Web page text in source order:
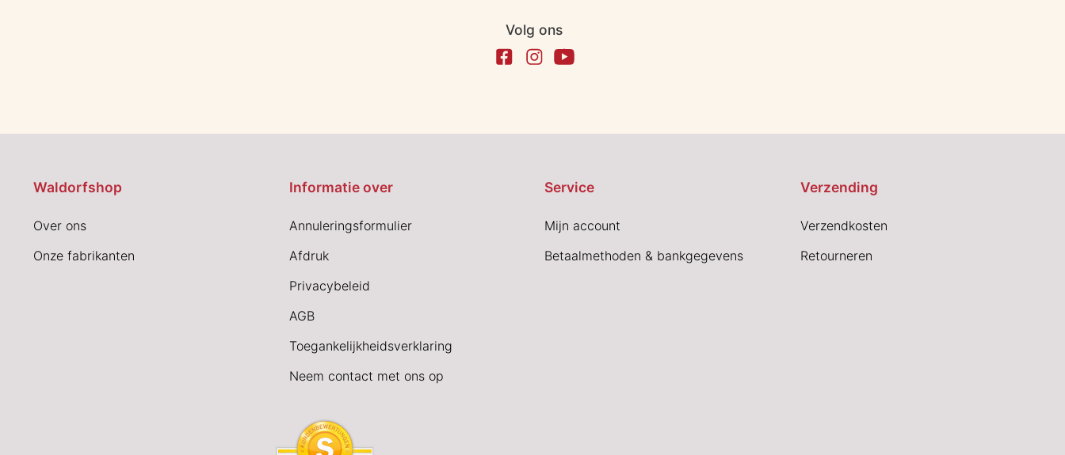
Volg ons
Waldorfshop
Over ons
Onze fabrikanten
Informatie over
Annuleringsformulier
Afdruk
Privacybeleid
AGB
Toegankelijkheidsverklaring
Neem contact met ons op
Service
Mijn account
Betaalmethoden & bankgegevens
Verzending
Verzendkosten
Retourneren